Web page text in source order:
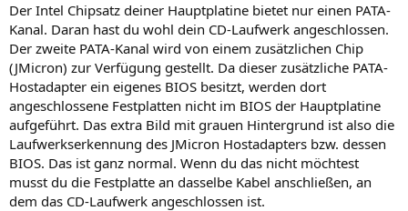
Der Intel Chipsatz deiner Hauptplatine bietet nur einen PATA-
Kanal. Daran hast du wohl dein CD-Laufwerk angeschlossen.
Der zweite PATA-Kanal wird von einem zusätzlichen Chip
(JMicron) zur Verfügung gestellt. Da dieser zusätzliche PATA-
Hostadapter ein eigenes BIOS besitzt, werden dort
angeschlossene Festplatten nicht im BIOS der Hauptplatine
aufgeführt. Das extra Bild mit grauen Hintergrund ist also die
Laufwerkserkennung des JMicron Hostadapters bzw. dessen
BIOS. Das ist ganz normal. Wenn du das nicht möchtest
musst du die Festplatte an dasselbe Kabel anschließen, an
dem das CD-Laufwerk angeschlossen ist.